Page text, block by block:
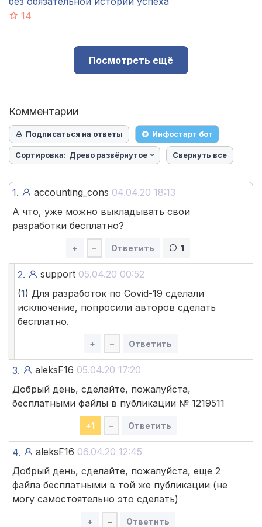
14
Посмотреть ещё
Комментарии
Подписаться на ответы Инфостарт бот
Сортировка: Древо развёрнутое Свернуть все
1. accounting_cons 04.04.20 18:13
А что, уже можно выкладывать свои
разработки бесплатно?
+ – Ответить 1
2. support 05.04.20 00:52
(1) Для разработок по Covid-19 сделали
исключение, попросили авторов сделать
бесплатно.
+ – Ответить
3. aleksF16 05.04.20 17:20
Добрый день, сделайте, пожалуйста,
бесплатными файлы в публикации № 1219511
+1 – Ответить
4. aleksF16 06.04.20 12:45
Добрый день, сделайте, пожалуйста, еще 2
файла бесплатными в той же публикации (не
могу самостоятельно это сделать)
+ – Ответить